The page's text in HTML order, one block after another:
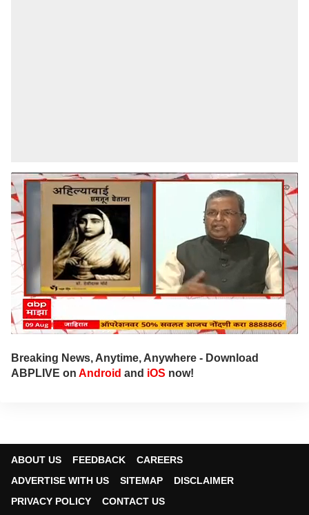
Breaking News, Anytime, Anywhere - Download
ABPLIVE on Android and iOS now!
ABOUT US FEEDBACK
CAREERS
ADVERTISE WITH US
SITEMAP
DISCLAIMER
PRIVACY POLICY
CONTACT US